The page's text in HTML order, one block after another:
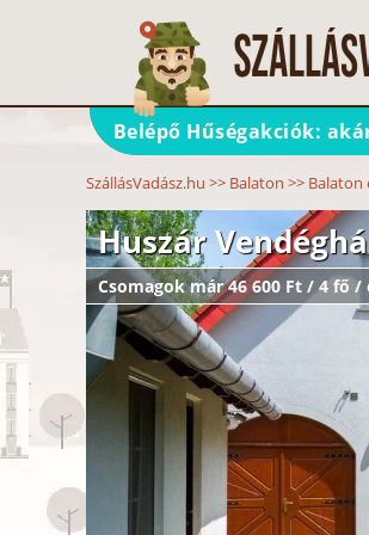
Belépő Hűségakciók:
SzállásVadász.hu >> Balaton >> Balaton
Huszár
Csomagok már 46 600 Ft / 4 fő /